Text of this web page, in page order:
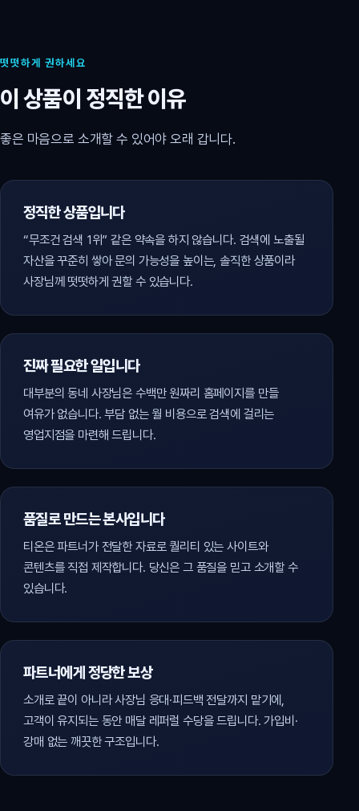
떳떳하게 권하세요
이 상품이 정직한 이유
좋은 마음으로 소개할 수 있어야 오래 갑니다.
정직한 상품입니다
“무조건 검색 1위” 같은 약속을 하지 않습니다. 검색에 노출될
자산을 꾸준히 쌓아 문의 가능성을 높이는, 솔직한 상품이라
사장님께 떳떳하게 권할 수 있습니다.
진짜 필요한 일입니다
대부분의 동네 사장님은 수백만 원짜리 홈페이지를 만들
여유가 없습니다. 부담 없는 월 비용으로 검색에 걸리는
영업지점을 마련해 드립니다.
품질로 만드는 본사입니다
티온은 파트너가 전달한 자료로 퀄리티 있는 사이트와
콘텐츠를 직접 제작합니다. 당신은 그 품질을 믿고 소개할 수
있습니다.
파트너에게 정당한 보상
소개로 끝이 아니라 사장님 응대·피드백 전달까지 맡기에,
고객이 유지되는 동안 매달 레퍼럴 수당을 드립니다. 가입비·
강매 없는 깨끗한 구조입니다.